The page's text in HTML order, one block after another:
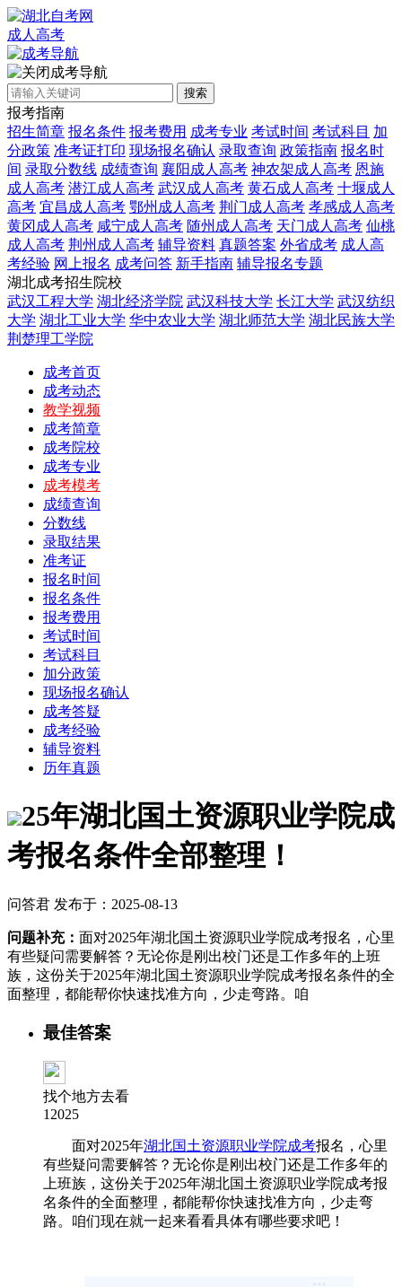
成人高考
成考导航
搜索
报考指南
招生简章 报名条件 报考费用 成考专业 考试时间 考试科目 加
分政策 准考证打印 现场报名确认 录取查询 政策指南 报名时
间 录取分数线 成绩查询 襄阳成人高考 神农架成人高考 恩施
成人高考 潜江成人高考 武汉成人高考 黄石成人高考 十堰成人
高考 宜昌成人高考 鄂州成人高考 荆门成人高考 孝感成人高考
黄冈成人高考 咸宁成人高考 随州成人高考 天门成人高考 仙桃
成人高考 荆州成人高考 辅导资料 真题答案 外省成考 成人高
考经验 网上报名 成考问答 新手指南 辅导报名专题
湖北成考招生院校
武汉工程大学 湖北经济学院 武汉科技大学 长江大学 武汉纺织
大学 湖北工业大学 华中农业大学 湖北师范大学 湖北民族大学
荆楚理工学院
成考首页
成考动态
教学视频
成考简章
成考院校
成考专业
成考模考
成绩查询
分数线
录取结果
准考证
报名时间
报名条件
报考费用
考试时间
考试科目
加分政策
现场报名确认
成考答疑
成考经验
辅导资料
历年真题
25年湖北国土资源职业学院成
考报名条件全部整理！
问答君 发布于：2025-08-13
问题补充： 面对2025年湖北国土资源职业学院成考报名，心里
有些疑问需要解答？无论你是刚出校门还是工作多年的上班
族，这份关于2025年湖北国土资源职业学院成考报名条件的全
面整理，都能帮你快速找准方向，少走弯路。咱
最佳答案
找个地方去看
12025
面对2025年湖北国土资源职业学院成考报名，心里
有些疑问需要解答？无论你是刚出校门还是工作多年的
上班族，这份关于2025年湖北国土资源职业学院成考报
名条件的全面整理，都能帮你快速找准方向，少走弯
路。咱们现在就一起来看看具体有哪些要求吧！